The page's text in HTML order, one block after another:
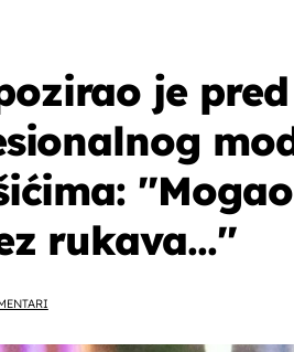
je
rukava...''